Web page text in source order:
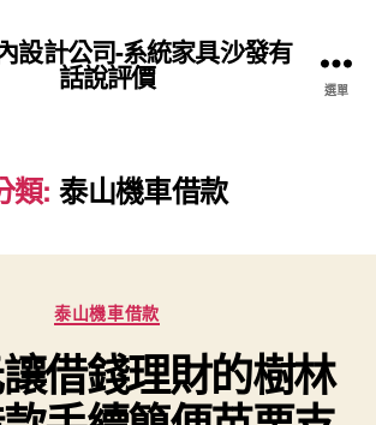
設計公司-系統家具沙發有
話說評價 選單
類: 泰山機車借款
分
類
泰山機車借款
借錢理財的樹林